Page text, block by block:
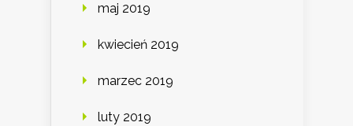
maj 2019
kwiecień 2019
marzec 2019
luty 2019